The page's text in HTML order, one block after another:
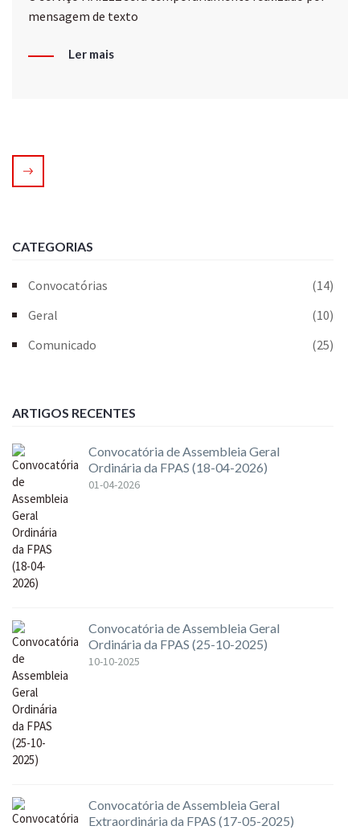
mensagem de texto
Ler mais
CATEGORIAS
Convocatórias
(14)
Geral
(10)
Comunicado
(25)
ARTIGOS RECENTES
Convocatória de Assembleia Geral
Ordinária da FPAS (18-04-2026)
01-04-2026
Convocatória de Assembleia Geral
Ordinária da FPAS (25-10-2025)
10-10-2025
Convocatória de Assembleia Geral
Extraordinária da FPAS (17-05-2025)